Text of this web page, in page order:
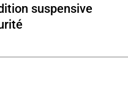
suspensive